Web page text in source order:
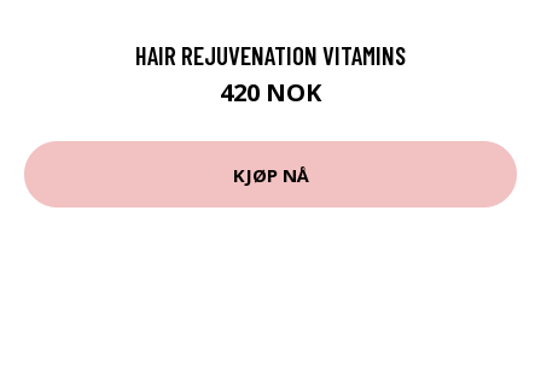
HAIR REJUVENATION VITAMINS
420 NOK
KJØP NÅ